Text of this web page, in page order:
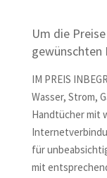
Um die
gewünschten
IM PREIS
Wasser, Strom,
Handtücher mit
für
mit